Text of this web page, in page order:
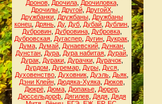
Дронов, Дрочила, Дрочиловка,
Дрочилы, Другой, ДругойХ,
Дружбанки, Дружбаны, Дружбаны
конец Дрянь Ду, Дуб Дубай Дублин
Дубровин, Дубровина, Дубровка,
Дубровская Дугаспер Дугин Дукрак
Дума, Думай, Дунаевский, Дункан,
Дунстан Дура Дура набитая Дурай
Дурак, Дураки, Дурачки, Дурачок,
Дурдом
Дуремар, Дуры, Дуся,
Духовенство Духовник Дуэль Дьяк
Дэни Клейн, Дюдяка-Хуяка, Дюков,
Дюкрё, Дюма, Дюпакье, Дюрер,
Дюссельдорф, Дягилев, Дядя, Дядя